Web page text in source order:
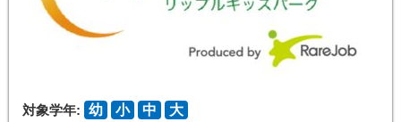
対象学年: 幼 小 中
大